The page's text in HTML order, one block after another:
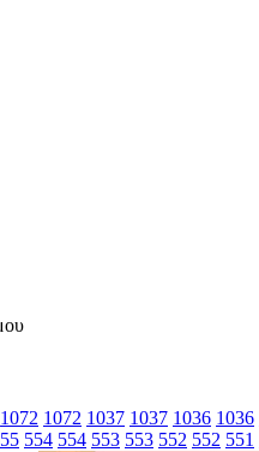
1072 1072 1037 1037 1036 1036
554 554 553 553 552 552 551